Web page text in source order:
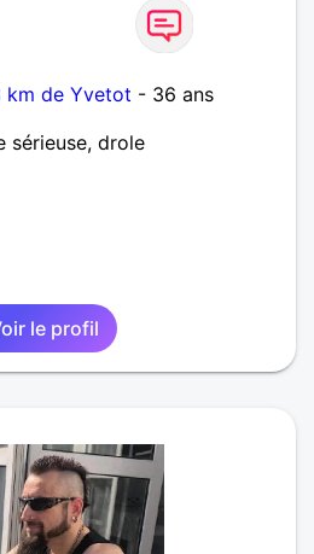
km de Yvetot - 36 ans
sérieuse, drole
le profil